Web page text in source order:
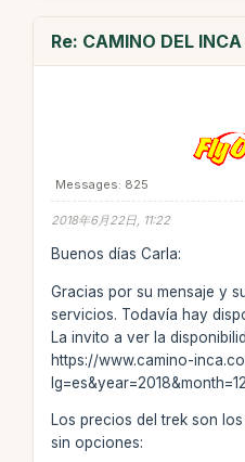
Re: CAMINO DEL
Messages: 825
2018年6月22日, 11:22
Buenos días Carla:
Gracias por su mensaje y
servicios. Todavía hay
La invito a ver la
https://www.camino-
Los precios del trek son
sin opciones: